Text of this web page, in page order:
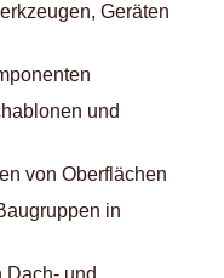
Geräten
und
von Oberflächen
in